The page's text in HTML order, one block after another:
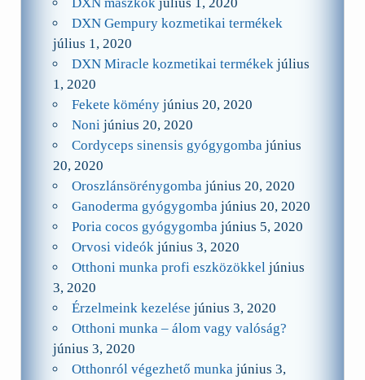
DXN Gempury kozmetikai termékek
július 1, 2020
DXN Miracle kozmetikai termékek július
1, 2020
Fekete kömény június 20, 2020
Noni június 20, 2020
Cordyceps sinensis gyógygomba június
20, 2020
Oroszlánsörénygomba június 20, 2020
Ganoderma gyógygomba június 20, 2020
Poria cocos gyógygomba június 5, 2020
Orvosi videók június 3, 2020
Otthoni munka profi eszközökkel június
3, 2020
Érzelmeink kezelése június 3, 2020
Otthoni munka – álom vagy valóság?
június 3, 2020
Otthonról végezhető munka június 3,